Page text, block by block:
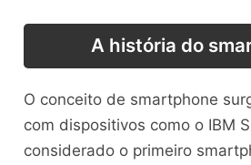
A história do
O conceito de smartphone
com dispositivos como o IBM
considerado o primeiro